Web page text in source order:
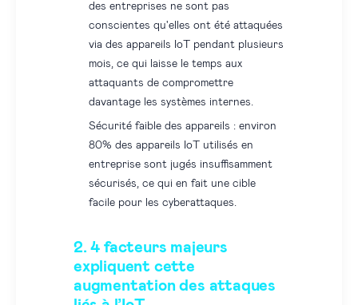
des entreprises ne sont pas
conscientes qu'elles ont été attaquées
via des appareils IoT pendant plusieurs
mois, ce qui laisse le temps aux
attaquants de compromettre
davantage les systèmes internes.
Sécurité faible des appareils : environ
80% des appareils IoT utilisés en
entreprise sont jugés insuffisamment
sécurisés, ce qui en fait une cible
facile pour les cyberattaques.
2. 4 facteurs majeurs
expliquent cette
augmentation des attaques